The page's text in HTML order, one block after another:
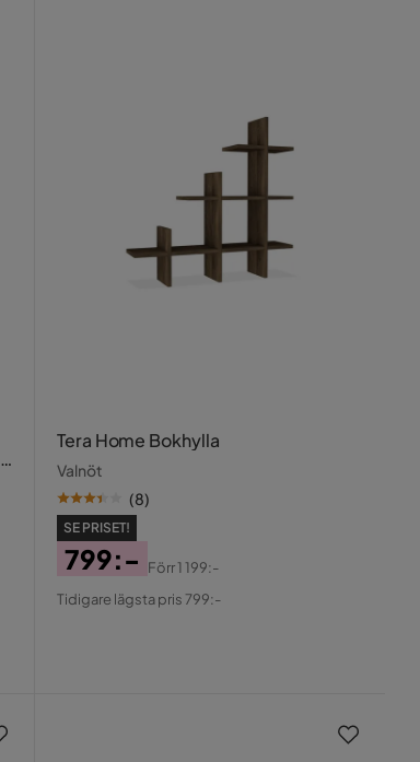
Tera Home Bokhylla
Valnöt
(8)
SE PRISET!
Pris
799:-
Original
Förr1 199:-
Tidigare lägsta pris 799:-